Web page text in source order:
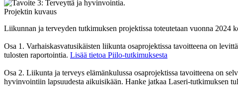
Projektin kuvaus
Liikunnan ja terveyden tutkimuksen projektissa toteutetaan vuonna 2024
Osa 1. Varhaiskasvatusikäisten liikunta osaprojektissa tavoitteena on
tulosten raportointia. Lisää tietoa Piilo-tutkimuksesta
Osa 2. Liikunta ja terveys elämänkulussa osaprojektissa tavoitteena on
hyvinvointiin lapsuudesta aikuisikään. Hanke jatkaa Laseri-tutkimuksen